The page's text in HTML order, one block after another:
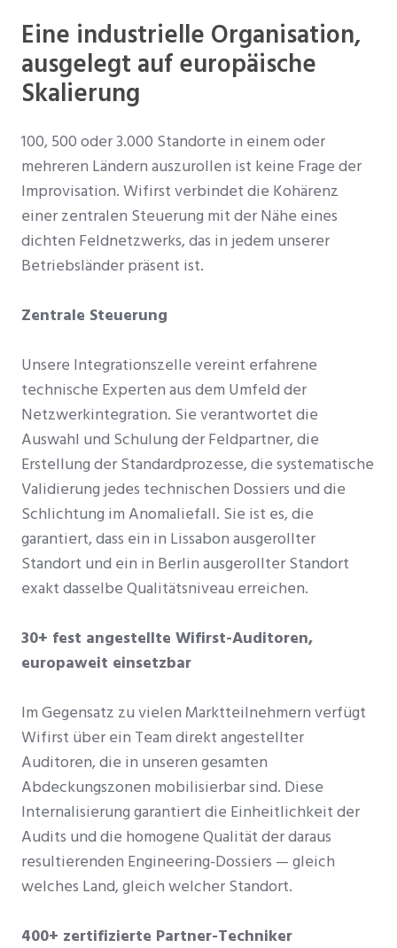
Eine industrielle Organisation,
ausgelegt auf europäische
Skalierung
100, 500 oder 3.000 Standorte in einem oder
mehreren Ländern auszurollen ist keine Frage der
Improvisation. Wifirst verbindet die Kohärenz
einer zentralen Steuerung mit der Nähe eines
dichten Feldnetzwerks, das in jedem unserer
Betriebsländer präsent ist.
Zentrale Steuerung
Unsere Integrationszelle vereint erfahrene
technische Experten aus dem Umfeld der
Netzwerkintegration. Sie verantwortet die
Auswahl und Schulung der Feldpartner, die
Erstellung der Standardprozesse, die systematische
Validierung jedes technischen Dossiers und die
Schlichtung im Anomaliefall. Sie ist es, die
garantiert, dass ein in Lissabon ausgerollter
Standort und ein in Berlin ausgerollter Standort
exakt dasselbe Qualitätsniveau erreichen.
30+ fest angestellte Wifirst-Auditoren,
europaweit einsetzbar
Im Gegensatz zu vielen Marktteilnehmern verfügt
Wifirst über ein Team direkt angestellter
Auditoren, die in unseren gesamten
Abdeckungszonen mobilisierbar sind. Diese
Internalisierung garantiert die Einheitlichkeit der
Audits und die homogene Qualität der daraus
resultierenden Engineering-Dossiers — gleich
welches Land, gleich welcher Standort.
400+ zertifizierte Partner-Techniker